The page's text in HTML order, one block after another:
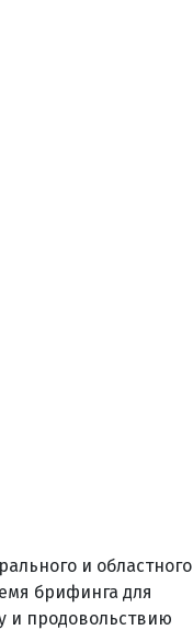
и областного
брифинга для
и продовольствию